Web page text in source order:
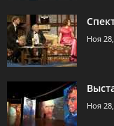
Ноя
Ноя